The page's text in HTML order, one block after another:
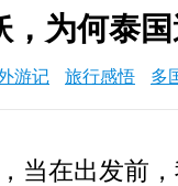
，为何泰
游记 旅行感悟 多
当在出发前